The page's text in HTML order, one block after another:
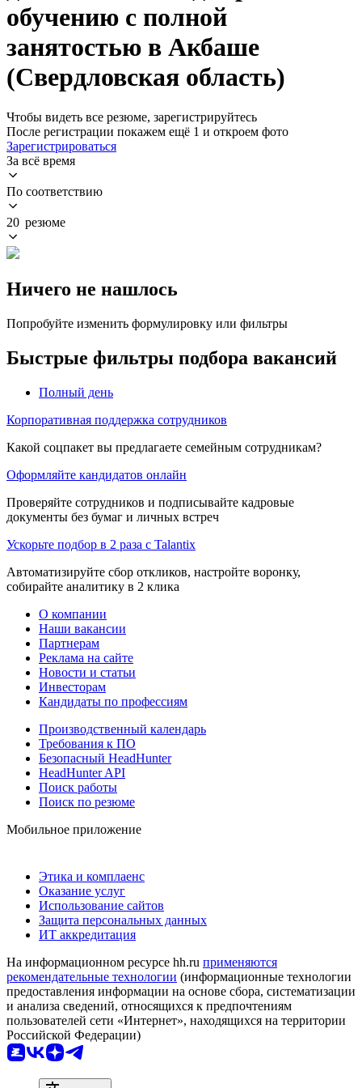
обучению с полной
занятостью в Акбаше
(Свердловская область)
Чтобы видеть все резюме, зарегистрируйтесь
После регистрации покажем ещё 1 и откроем фото
Зарегистрироваться
За всё время
По соответствию
20 резюме
Ничего не нашлось
Попробуйте изменить формулировку или фильтры
Быстрые фильтры подбора вакансий
Полный день
Корпоративная поддержка сотрудников
Какой соцпакет вы предлагаете семейным сотрудникам?
Оформляйте кандидатов онлайн
Проверяйте сотрудников и подписывайте кадровые
документы без бумаг и личных встреч
Ускорьте подбор в 2 раза с Talantix
Автоматизируйте сбор откликов, настройте воронку,
собирайте аналитику в 2 клика
О компании
Наши вакансии
Партнерам
Реклама на сайте
Новости и статьи
Инвесторам
Кандидаты по профессиям
Производственный календарь
Требования к ПО
Безопасный HeadHunter
HeadHunter API
Поиск работы
Поиск по резюме
Мобильное приложение
Этика и комплаенс
Оказание услуг
Использование сайтов
Защита персональных данных
ИТ аккредитация
На информационном ресурсе hh.ru применяются
рекомендательные технологии (информационные технологии
предоставления информации на основе сбора, систематизации
и анализа сведений, относящихся к предпочтениям
пользователей сети «Интернет», находящихся на территории
Российской Федерации)